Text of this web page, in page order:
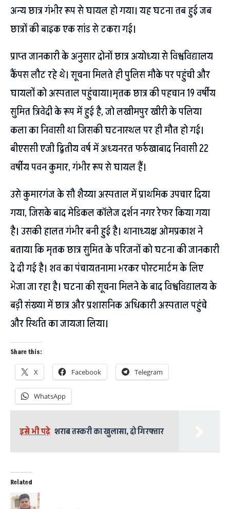
अन्य छात्र गंभीर रूप से घायल हो गया। यह घटना तब हुई जब
छात्रों की बाइक एक सांड से टकरा गई।
प्राप्त जानकारी के अनुसार दोनों छात्र अयोध्या से विश्वविद्यालय
कैंपस लौट रहे थे। सूचना मिलते ही पुलिस मौके पर पहुंची और
घायलों को अस्पताल पहुंचाया।मृतक छात्र की पहचान 19 वर्षीय
सुमित त्रिवेदी के रूप में हुई है, जो लखीमपुर खीरी के पलिया
कला का निवासी था जिसकी घटनास्थल पर ही मौत हो गई।
बीएससी एजी द्वितीय वर्ष में अध्यनरत फर्रुखाबाद निवासी 22
वर्षीय पवन कुमार, गंभीर रूप से घायल हैं।
उसे कुमारगंज के सौ शैय्या अस्पताल में प्राथमिक उपचार दिया
गया, जिसके बाद मेडिकल कॉलेज दर्शन नगर रेफर किया गया
है। उसकी हालत गंभीर बनी हुई है। थानाध्यक्ष ओमप्रकाश ने
बताया कि मृतक छात्र सुमित के परिजनों को घटना की जानकारी
दे दी गई है। शव का पंचायतनामा भरकर पोस्टमार्टम के लिए
भेजा जा रहा है। घटना की सूचना मिलने के बाद विश्वविद्यालय के
बड़ी संख्या में छात्र और प्रशासनिक अधिकारी अस्पताल पहुंचे
और स्थिति का जायजा लिया।
Share this:
X Facebook Telegram
WhatsApp
इसे भी पढ़े शराब तस्करी का खुलासा, दो गिरफ्तार
Related